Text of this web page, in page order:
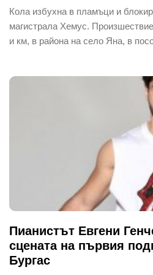
Кола избухна в пламъци и
магистрала Хемус.
и км, в района на село Яна, в
Пианистът Евгени
сцената на първия
Бургас